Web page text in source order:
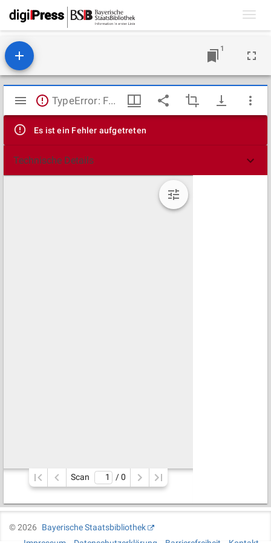
1
Mirador
Viewer
TypeError: Failed to fetch
Es ist ein Fehler aufgetreten
Technische Details
Scan / 0
©2026
Bayerische Staatsbibliothek